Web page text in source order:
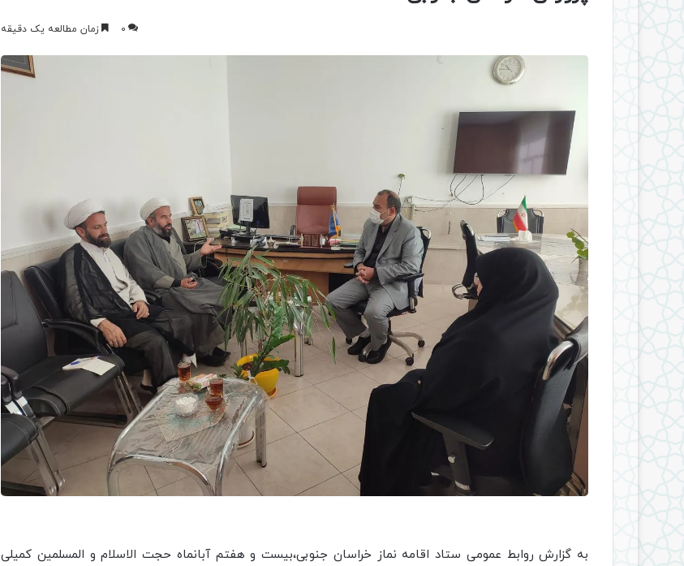
0 زمان مطالعه یک دقیقه
به گزارش روابط عمومی ستاد اقامه نماز خراسان جنوبی،بیست و هفتم آبانماه حجت الاسلام و المسلمین کمیلی